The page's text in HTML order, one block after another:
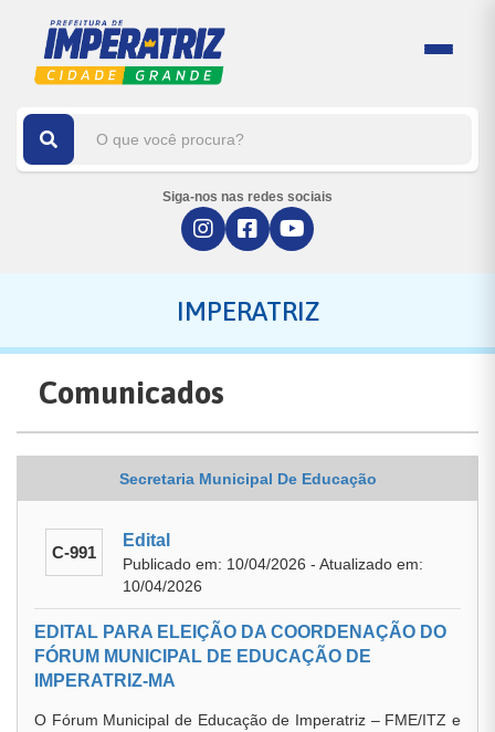
Siga-nos nas redes sociais
IMPERATRIZ
Comunicados
Secretaria Municipal De Educação
C-991
Edital
Publicado em: 10/04/2026 - Atualizado em:
10/04/2026
EDITAL PARA ELEIÇÃO DA COORDENAÇÃO DO
FÓRUM MUNICIPAL DE EDUCAÇÃO DE
IMPERATRIZ-MA
O Fórum Municipal de Educação de Imperatriz – FME/ITZ e